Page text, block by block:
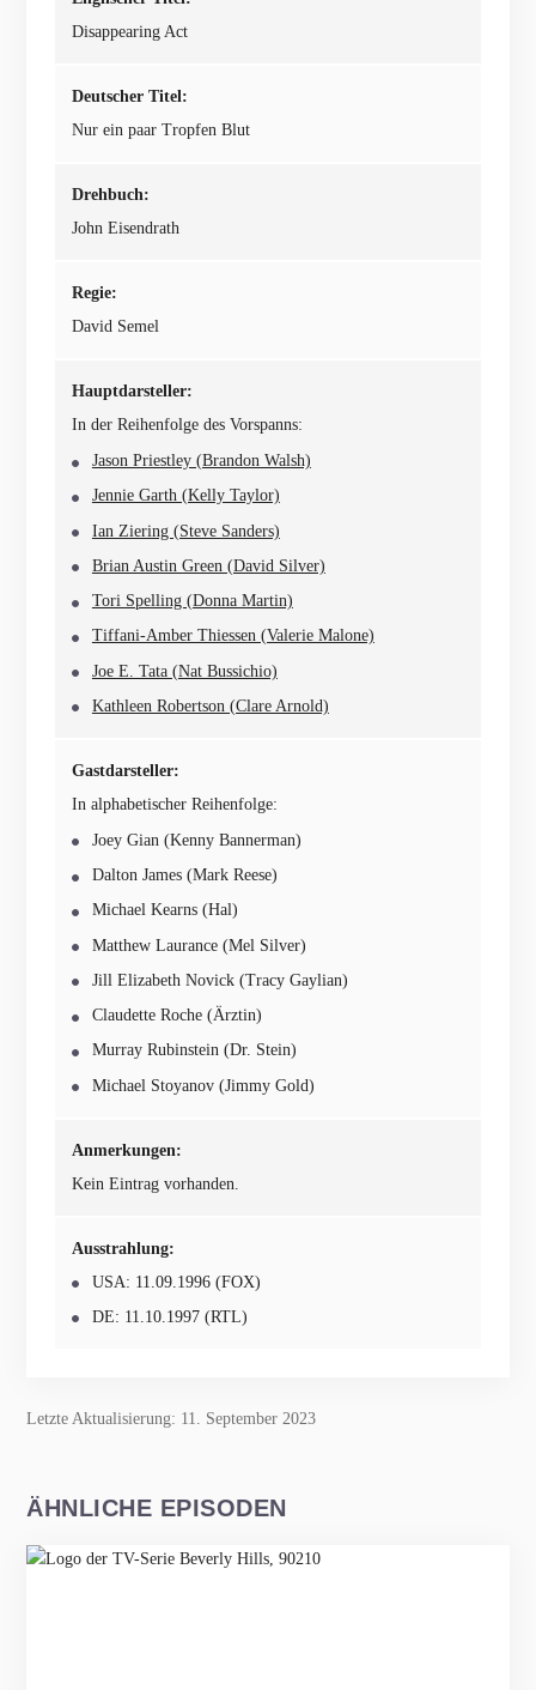
Disappearing Act
Deutscher Titel:
Nur ein paar Tropfen Blut
Drehbuch:
John Eisendrath
Regie:
David Semel
Hauptdarsteller:
In der Reihenfolge des Vorspanns:
Jason Priestley (Brandon Walsh)
Jennie Garth (Kelly Taylor)
Ian Ziering (Steve Sanders)
Brian Austin Green (David Silver)
Tori Spelling (Donna Martin)
Tiffani-Amber Thiessen (Valerie Malone)
Joe E. Tata (Nat Bussichio)
Kathleen Robertson (Clare Arnold)
Gastdarsteller:
In alphabetischer Reihenfolge:
Joey Gian (Kenny Bannerman)
Dalton James (Mark Reese)
Michael Kearns (Hal)
Matthew Laurance (Mel Silver)
Jill Elizabeth Novick (Tracy Gaylian)
Claudette Roche (Ärztin)
Murray Rubinstein (Dr. Stein)
Michael Stoyanov (Jimmy Gold)
Anmerkungen:
Kein Eintrag vorhanden.
Ausstrahlung:
USA: 11.09.1996 (FOX)
DE: 11.10.1997 (RTL)
Letzte Aktualisierung: 11. September 2023
ÄHNLICHE EPISODEN